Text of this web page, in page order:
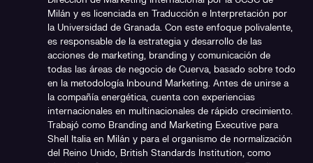
Milán y es licenciada en Traducción e Interpretación por
la Universidad de Granada. Con este enfoque polivalente,
es responsable de la estrategia y desarrollo de las
acciones de marketing, branding y comunicación de
todas las áreas de negocio de Cuerva, basado sobre todo
en la metodología Inbound Marketing. Antes de unirse a
la compañía energética, cuenta con experiencias
internacionales en multinacionales de rápido crecimiento.
Trabajó como Branding and Marketing Executive para
Shell Italia en Milán y para el organismo de normalización
del Reino Unido, British Standards Institution, como